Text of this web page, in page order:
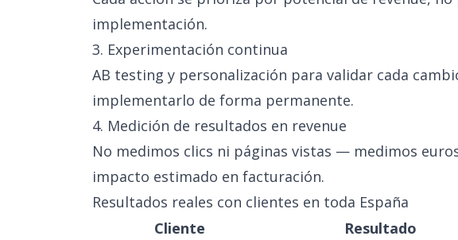
implementación.
3. Experimentación continua
AB testing y personalización para validar cada
implementarlo de forma permanente.
4. Medición de resultados en revenue
No medimos clics ni páginas vistas — medimos
impacto estimado en facturación.
Resultados reales con clientes en toda España
Cliente
Resultado